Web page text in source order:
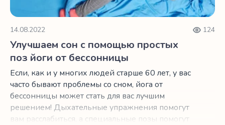
14.08.2022 124
Улучшаем сон с помощью простых
поз йоги от бессонницы
Если, как и у многих людей старше 60 лет, у вас
часто бывают проблемы со сном, йога от
бессонницы может стать для вас лучшим
решением! Дыхательные упражнения помогут
вам расслабиться, а специальные позы помогут